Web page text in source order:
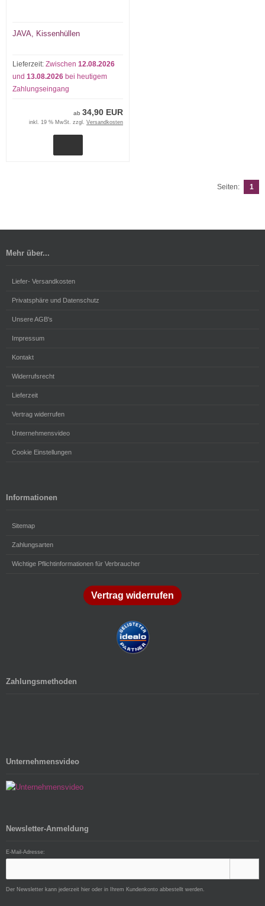
JAVA, Kissenhüllen
Lieferzeit: Zwischen 12.08.2026
und 13.08.2026 bei heutigem
Zahlungseingang
ab 34,90 EUR
inkl. 19 % MwSt. zzgl. Versandkosten
Seiten: 1
Mehr über...
Liefer- Versandkosten
Privatsphäre und Datenschutz
Unsere AGB's
Impressum
Kontakt
Widerrufsrecht
Lieferzeit
Vertrag widerrufen
Unternehmensvideo
Cookie Einstellungen
Informationen
Sitemap
Zahlungsarten
Wichtige Pflichtinformationen für Verbraucher
Vertrag widerrufen
Zahlungsmethoden
Unternehmensvideo
Newsletter-Anmeldung
E-Mail-Adresse:
Der Newsletter kann jederzeit hier oder in Ihrem Kundenkonto abbestellt werden.